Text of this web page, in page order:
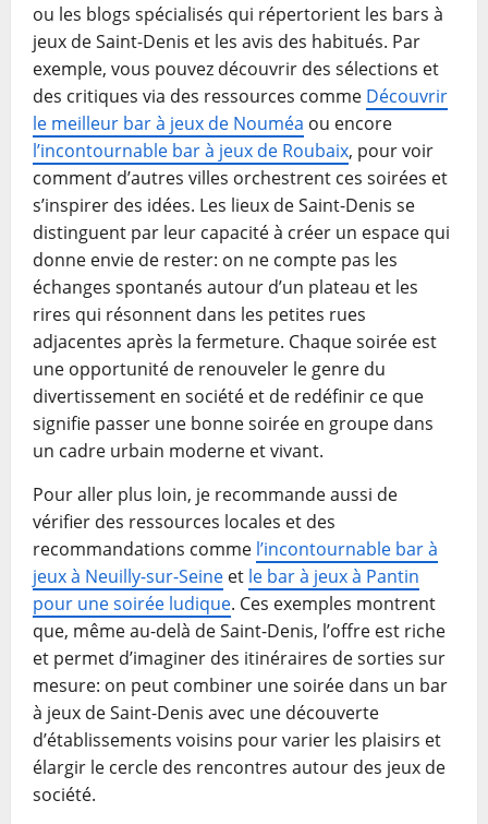
ou les blogs spécialisés qui répertorient les bars à
jeux de Saint-Denis et les avis des habitués. Par
exemple, vous pouvez découvrir des sélections et
des critiques via des ressources comme Découvrir
le meilleur bar à jeux de Nouméa ou encore
l’incontournable bar à jeux de Roubaix, pour voir
comment d’autres villes orchestrent ces soirées et
s’inspirer des idées. Les lieux de Saint-Denis se
distinguent par leur capacité à créer un espace qui
donne envie de rester: on ne compte pas les
échanges spontanés autour d’un plateau et les
rires qui résonnent dans les petites rues
adjacentes après la fermeture. Chaque soirée est
une opportunité de renouveler le genre du
divertissement en société et de redéfinir ce que
signifie passer une bonne soirée en groupe dans
un cadre urbain moderne et vivant.
Pour aller plus loin, je recommande aussi de
vérifier des ressources locales et des
recommandations comme l’incontournable bar à
jeux à Neuilly-sur-Seine et le bar à jeux à Pantin
pour une soirée ludique. Ces exemples montrent
que, même au-delà de Saint-Denis, l’offre est riche
et permet d’imaginer des itinéraires de sorties sur
mesure: on peut combiner une soirée dans un bar
à jeux de Saint-Denis avec une découverte
d’établissements voisins pour varier les plaisirs et
élargir le cercle des rencontres autour des jeux de
société.